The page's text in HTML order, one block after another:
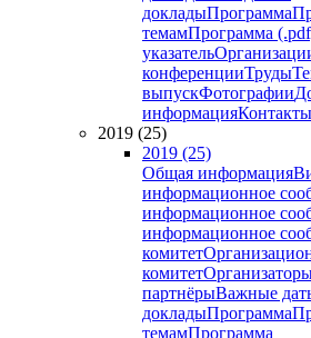
докладыПрограмма
темамПрограмма
указатель
конференцииТруды
выпускФотографии
информацияКонтакты
2019 (25)
2019 (25)
Общая информация
информационное
информационное
информационное
комитет
комитет
партнёрыВажные
докладыПрограмма
темамПрограмма